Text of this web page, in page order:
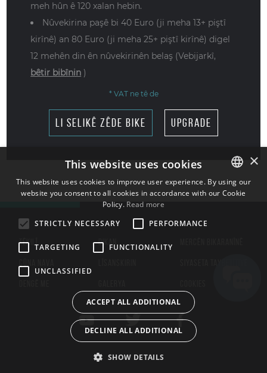
meh hûn ê 120 xalan hebin.
Nûvekirina paşê bi 40 Euro (ji meha 13+ piştî
kirînê) an 80 Euro (ji meha 25+ piştî kirînê) digel
12 mehên din ên nûvekirinên belaş (Vebijarkî,
bêtir bibînin )
* VAT ne tê de
li selikê zêde bike upgrade
TÊKILÎ DIKAN
ENGLISH
×
This website uses cookies
This website uses cookies to improve user experience. By using our
website you consent to all cookies in accordance with our Cookie
Policy. Read more
STRICTLY NECESSARY
PERFORMANCE
TARGETING FUNCTIONALITY
UNCLASSIFIED
ACCEPT ALL ADDITIONAL
DECLINE ALL ADDITIONAL
SHOW DETAILS